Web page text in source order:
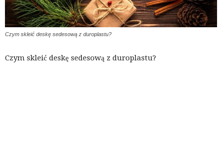
Czym skleić deskę sedesową z duroplastu?
Czym skleić deskę sedesową z duroplastu?